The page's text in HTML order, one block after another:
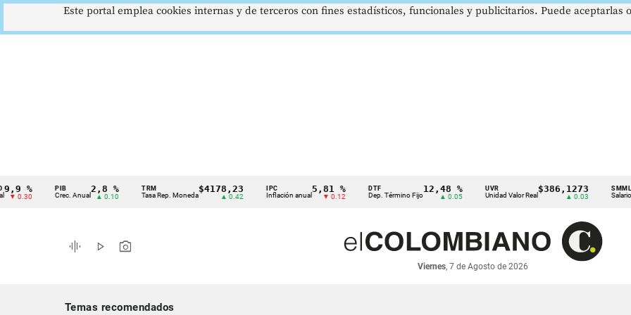
Cintillo
indicadores
económicos
%
Crec. Anual
2,8 %
▲ 0.10 Tasa Rep. Moneda
$4178,23
▲ 0.42 Inflación anual
5,81 %
▼ 0.12 Dep. Término Fijo
12,48 %
▲ 0.05 Unidad Valor Real
$386,1273
▲ 0.03
SMMLV
Salario
graphic_eq play_arrow photo_camera
Viernes, 7 de Agosto de 2026
Temas recomendados
Este portal emplea cookies internas y de terceros con fines estadísticos, funcionales y publicitarios. Puede aceptarlas